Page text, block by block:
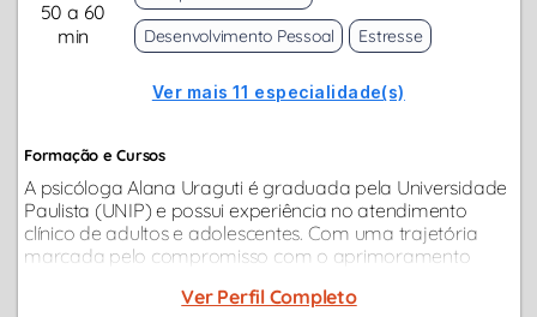
50 a 60
min
Desenvolvimento Pessoal
Estresse
Ver mais 11 especialidade(s)
Formação e Cursos
A psicóloga Alana Uraguti é graduada pela Universidade
Paulista (UNIP) e possui experiência no atendimento
clínico de adultos e adolescentes. Com uma trajetória
marcada pelo compromisso com o aprimoramento
Ver Perfil Completo